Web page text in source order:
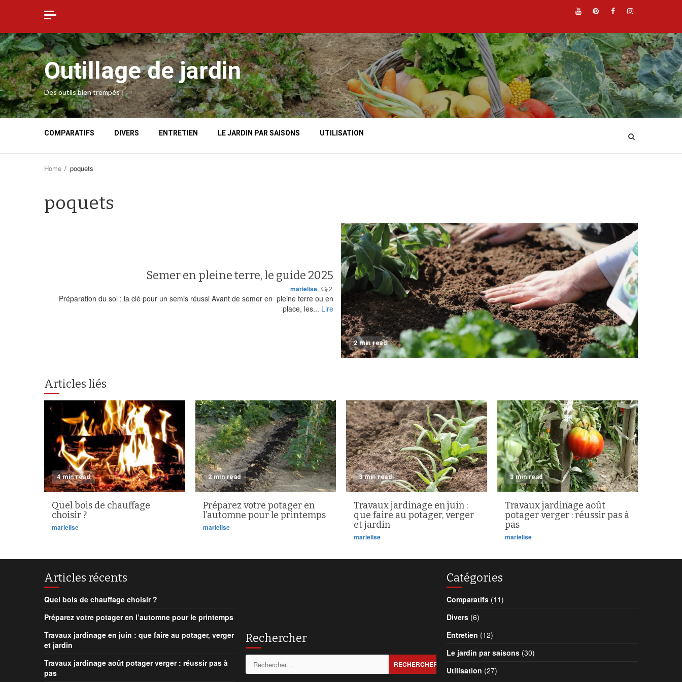
YouTube
Pinterest
Facebook
Outillage de jardin
Des outils bien trempés
COMPARATIFS DIVERS ENTRETIEN LE JARDIN PAR SAISONS UTILISATION
Home poquets
poquets
2 min read
Semer en pleine terre, le guide 2025
marielise 2
Préparation du sol : la clé pour un semis réussi Avant de semer en pleine terre ou en
place, les... Lire
Articles liés
4 min read
Quel bois de chauffage
choisir ?
marielise
2 min read
Préparez votre potager en
l’automne pour le printemps
marielise
3 min read
Travaux jardinage en juin :
que faire au potager, verger
et jardin
marielise
3 min read
Travaux jardinage août
potager verger : réussir pas à
pas
marielise
Articles récents
Quel bois de chauffage choisir ?
Préparez votre potager en l’automne pour le printemps
Travaux jardinage en juin : que faire au potager, verger
et jardin
Travaux jardinage août potager verger : réussir pas à
pas
Rechercher
Catégories
Comparatifs (11)
Divers (6)
Entretien (12)
Le jardin par saisons (30)
Utilisation (27)